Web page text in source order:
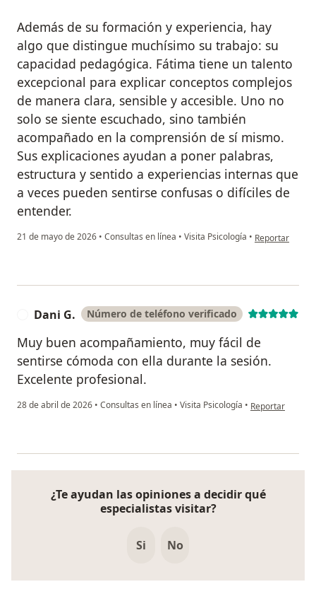
Además de su formación y experiencia, hay
algo que distingue muchísimo su trabajo: su
capacidad pedagógica. Fátima tiene un talento
excepcional para explicar conceptos complejos
de manera clara, sensible y accesible. Uno no
solo se siente escuchado, sino también
acompañado en la comprensión de sí mismo.
Sus explicaciones ayudan a poner palabras,
estructura y sentido a experiencias internas que
a veces pueden sentirse confusas o difíciles de
entender.
21 de mayo de 2026 • Consultas en línea • Visita Psicología • en opinión del
Reportar
Dani G. Número de teléfono verificado
Muy buen acompañamiento, muy fácil de
sentirse cómoda con ella durante la sesión.
Excelente profesional.
28 de abril de 2026 • Consultas en línea • Visita Psicología • en opinión del
Reportar
¿Te ayudan las opiniones a decidir qué
especialistas visitar?
Si No